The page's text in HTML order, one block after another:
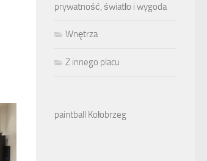
prywatność, światło i wygoda
Wnętrza
Z innego placu
paintball Kołobrzeg